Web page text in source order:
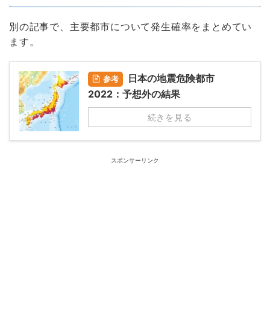
別の記事で、主要都市について発生確率をまとめてい
ます。
参考
日本の地震危険都市
2022：予想外の結果
続きを見る
スポンサーリンク